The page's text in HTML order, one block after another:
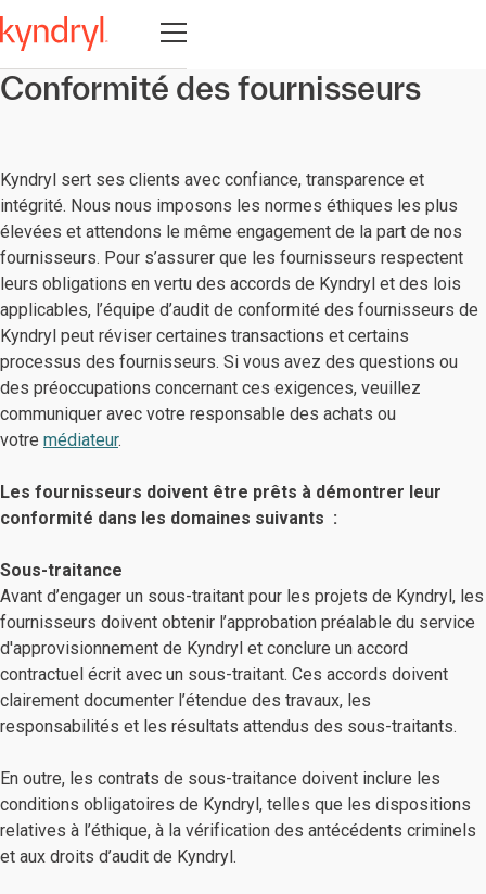
Ouvrir la navigation
Conformité des fournisseurs
Kyndryl sert ses clients avec confiance, transparence et
intégrité. Nous nous imposons les normes éthiques les plus
élevées et attendons le même engagement de la part de nos
fournisseurs. Pour s’assurer que les fournisseurs respectent
leurs obligations en vertu des accords de Kyndryl et des lois
applicables, l’équipe d’audit de conformité des fournisseurs de
Kyndryl peut réviser certaines transactions et certains
processus des fournisseurs. Si vous avez des questions ou
des préoccupations concernant ces exigences, veuillez
communiquer avec votre responsable des achats ou
votre médiateur.
Les fournisseurs doivent être prêts à démontrer leur
conformité dans les domaines suivants :
Sous-traitance
Avant d’engager un sous-traitant pour les projets de Kyndryl, les
fournisseurs doivent obtenir l’approbation préalable du service
d'approvisionnement de Kyndryl et conclure un accord
contractuel écrit avec un sous-traitant. Ces accords doivent
clairement documenter l’étendue des travaux, les
responsabilités et les résultats attendus des sous-traitants.
En outre, les contrats de sous-traitance doivent inclure les
conditions obligatoires de Kyndryl, telles que les dispositions
relatives à l’éthique, à la vérification des antécédents criminels
et aux droits d’audit de Kyndryl.